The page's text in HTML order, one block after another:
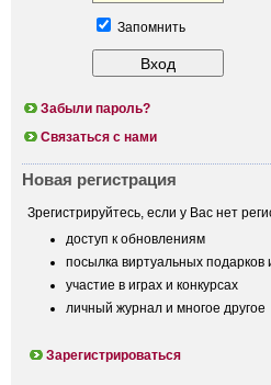
Запомнить
Забыли пароль?
Связаться с нами
Новая регистрация
Зрегистрируйтесь, если у Вас нет
доступ к обновлениям
посылка виртуальных подарков
участие в играх и конкурсах
личный журнал и многое другое
Зарегистрироваться